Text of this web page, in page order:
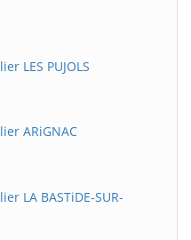
LES PUJOLS
ARiGNAC
LA BASTiDE-SUR-